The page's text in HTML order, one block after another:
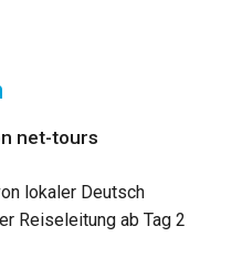
net-tours
lokaler Deutsch
Reiseleitung ab Tag 2